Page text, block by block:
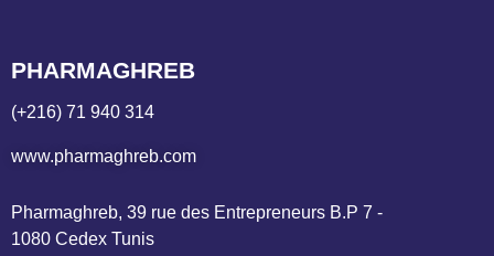
PHARMAGHREB
(+216) 71 940 314
www.pharmaghreb.com
Pharmaghreb, 39 rue des Entrepreneurs B.P 7 -
1080 Cedex Tunis